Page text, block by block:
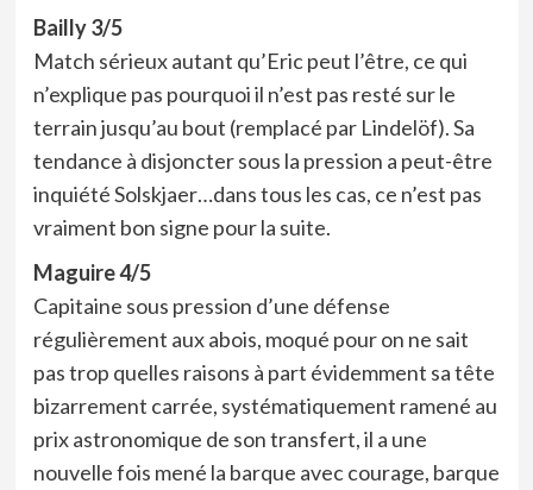
Bailly 3/5
Match sérieux autant qu’Eric peut l’être, ce qui
n’explique pas pourquoi il n’est pas resté sur le
terrain jusqu’au bout (remplacé par Lindelöf). Sa
tendance à disjoncter sous la pression a peut-être
inquiété Solskjaer…dans tous les cas, ce n’est pas
vraiment bon signe pour la suite.
Maguire 4/5
Capitaine sous pression d’une défense
régulièrement aux abois, moqué pour on ne sait
pas trop quelles raisons à part évidemment sa tête
bizarrement carrée, systématiquement ramené au
prix astronomique de son transfert, il a une
nouvelle fois mené la barque avec courage, barque